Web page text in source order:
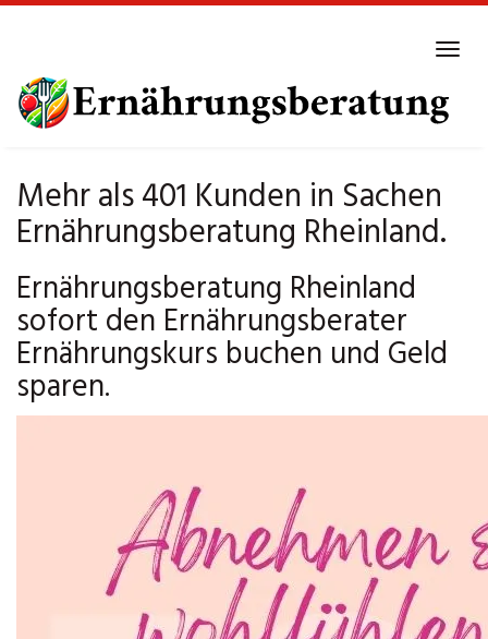
main
content
Mehr als 401 Kunden in Sachen
Ernährungsberatung Rheinland.
Ernährungsberatung Rheinland
sofort den Ernährungsberater
Ernährungskurs buchen und Geld
sparen.